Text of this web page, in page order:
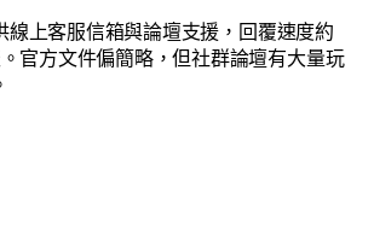
線上客服信箱與論壇支援，回覆速度約
官方文件偏簡略，但社群論壇有大量玩